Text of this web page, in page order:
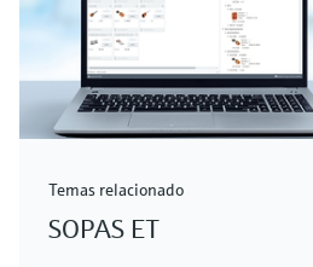
Temas relacionado
SOPAS ET